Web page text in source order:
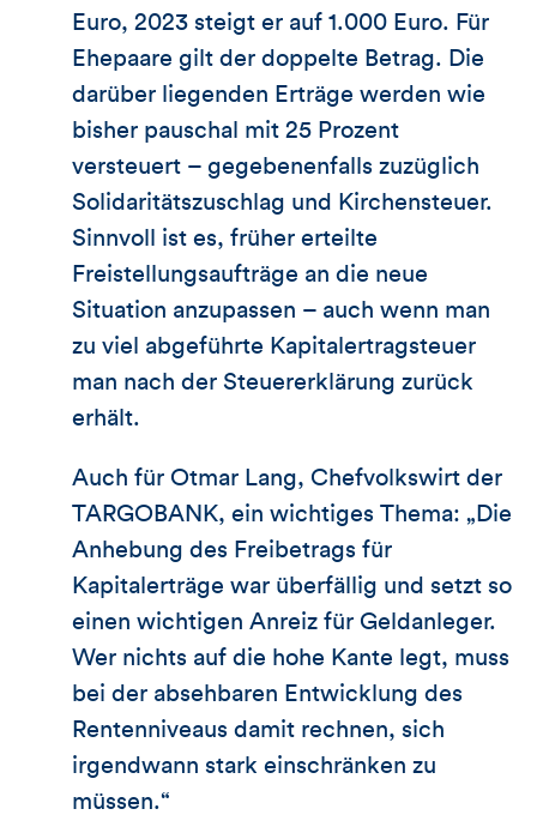
Euro, 2023 steigt er auf 1.000 Euro. Für
Ehepaare gilt der doppelte Betrag. Die
darüber liegenden Erträge werden wie
bisher pauschal mit 25 Prozent
versteuert – gegebenenfalls zuzüglich
Solidaritätszuschlag und Kirchensteuer.
Sinnvoll ist es, früher erteilte
Freistellungsaufträge an die neue
Situation anzupassen – auch wenn man
zu viel abgeführte Kapitalertragsteuer
man nach der Steuererklärung zurück
erhält.
Auch für Otmar Lang, Chefvolkswirt der
TARGOBANK, ein wichtiges Thema: „Die
Anhebung des Freibetrags für
Kapitalerträge war überfällig und setzt so
einen wichtigen Anreiz für Geldanleger.
Wer nichts auf die hohe Kante legt, muss
bei der absehbaren Entwicklung des
Rentenniveaus damit rechnen, sich
irgendwann stark einschränken zu
müssen.“